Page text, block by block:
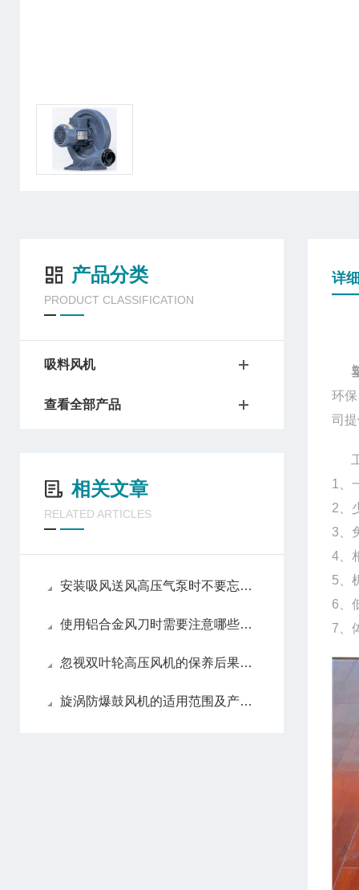
产品分类
PRODUCT CLASSIFICATION
吸料风机
查看全部产品
相关文章
RELATED ARTICLES
安装吸风送风高压气泵时不要忘记这些要点！
使用铝合金风刀时需要注意哪些要点？
忽视双叶轮高压风机的保养后果很严重
旋涡防爆鼓风机的适用范围及产品特点
详
环
司
1、
2、
3、
4、
5、
6、
7、